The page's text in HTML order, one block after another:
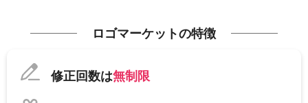
ロゴマーケットの特徴
修正回数は無制限